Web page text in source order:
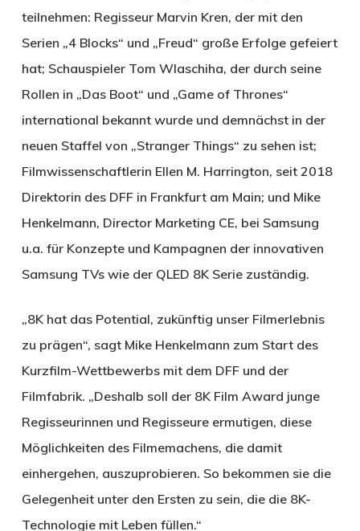
teilnehmen: Regisseur Marvin Kren, der mit den
Serien „4 Blocks“ und „Freud“ große Erfolge gefeiert
hat; Schauspieler Tom Wlaschiha, der durch seine
Rollen in „Das Boot“ und „Game of Thrones“
international bekannt wurde und demnächst in der
neuen Staffel von „Stranger Things“ zu sehen ist;
Filmwissenschaftlerin Ellen M. Harrington, seit 2018
Direktorin des DFF in Frankfurt am Main; und Mike
Henkelmann, Director Marketing CE, bei Samsung
u.a. für Konzepte und Kampagnen der innovativen
Samsung TVs wie der QLED 8K Serie zuständig.
„8K hat das Potential, zukünftig unser Filmerlebnis
zu prägen“, sagt Mike Henkelmann zum Start des
Kurzfilm-Wettbewerbs mit dem DFF und der
Filmfabrik. „Deshalb soll der 8K Film Award junge
Regisseurinnen und Regisseure ermutigen, diese
Möglichkeiten des Filmemachens, die damit
einhergehen, auszuprobieren. So bekommen sie die
Gelegenheit unter den Ersten zu sein, die die 8K-
Technologie mit Leben füllen.“